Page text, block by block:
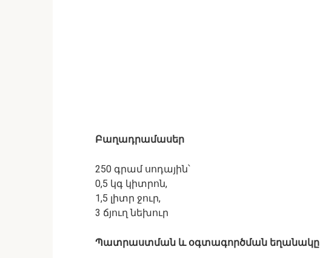
Բաղադրամասեր
250 գրամ սոդային՝
0,5 կգ կիտրոն,
1,5 լիտր ջուր,
3 ճյուղ նեխուր
Պատրաստման և օգտագործման եղանակը